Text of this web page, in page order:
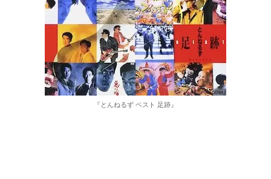
『とんねるず ベスト 足跡』